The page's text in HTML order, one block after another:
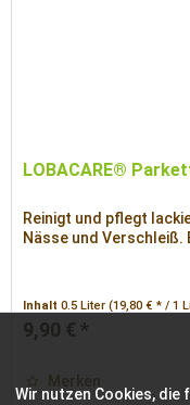
LOBACARE®
Reinigt und pflegt
Nässe und Verschleiß.
Inhalt0.5 Liter(19,80 € * / 1
9,90 € *
Merken
Wir nutzen Cookies,